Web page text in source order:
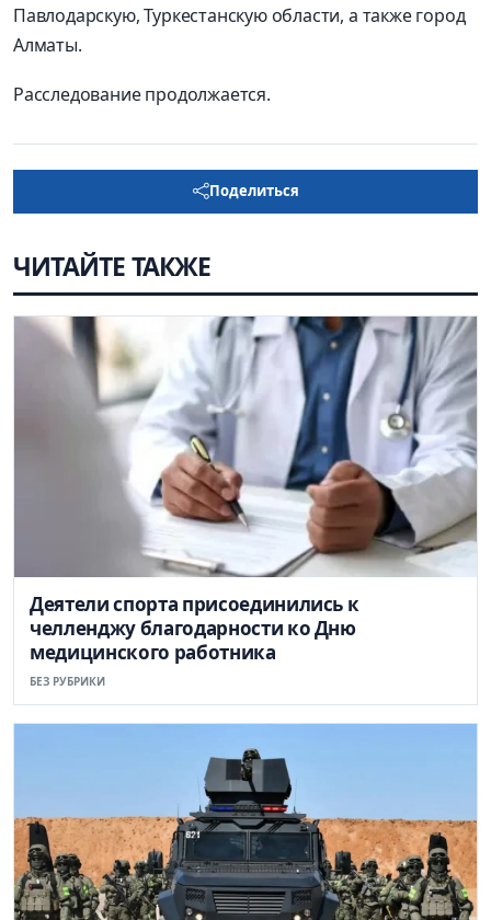
Павлодарскую, Туркестанскую области, а также город
Алматы.
Расследование продолжается.
Поделиться
ЧИТАЙТЕ ТАКЖЕ
Деятели спорта присоединились к
челленджу благодарности ко Дню
медицинского работника
БЕЗ РУБРИКИ